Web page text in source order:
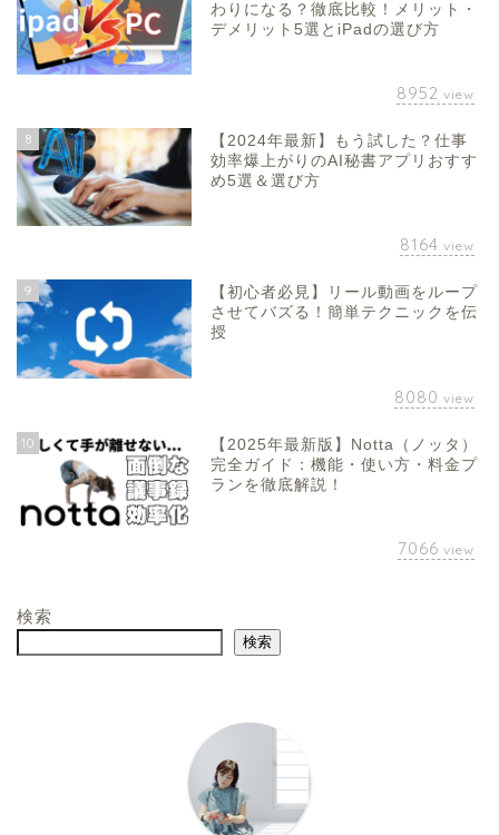
わりになる？徹底比較！メリット・
デメリット5選とiPadの選び方
8952 view
8
【2024年最新】もう試した？仕事
効率爆上がりのAI秘書アプリおすす
め5選＆選び方
8164 view
9
【初心者必見】リール動画をループ
させてバズる！簡単テクニックを伝
授
8080 view
10
【2025年最新版】Notta（ノッタ）
完全ガイド：機能・使い方・料金プ
ランを徹底解説！
7066 view
検索
検索